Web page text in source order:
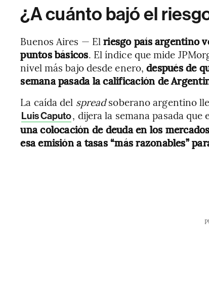
¿A cuánto bajó el
Buenos Aires — Elriesgo país argentino
puntos básicos. El índice que mide
nivel más bajo desde enero,después de
semana pasada la calificación de
La caída del spreadsoberano argentino
Luis Caputo, dijera la semana pasada que
una colocación de deuda en los
esa emisión a tasas “más razonables”